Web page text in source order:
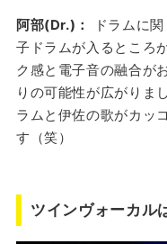
阿部(Dr.)：
ドラムに
子ドラムが入るところ
ク感と電子音の融合が
りの可能性が広がりま
ラムと伊佐の歌がカッ
す（笑）
ツインヴォーカル